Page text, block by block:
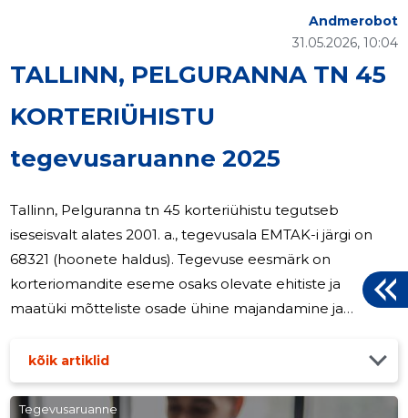
TALLINN, PELGURANNA TN 45
KORTERIÜHISTU
tegevusaruanne 2025
31.05.2026, 10:04
Andmerobot
Tallinn, Pelguranna tn 45 korteriühistu tegutseb
iseseisvalt alates 2001. a., tegevusala EMTAK-i järgi on
68321 (hoonete haldus). Tegevuse eesmärk on
korteriomandite eseme osaks olevate ehitiste ja
maatüki mõtteliste osade ühine majandamine ja
Aruandeaastal põhitegevuse tulud olid 17226 eur ja
kulud olid 18482 eur. Korteriühistu ei maksnud tasu
juhatuse liikmetele. Korteriühistu maksis palka 6057
kõik artiklid
Tegevusaruanne